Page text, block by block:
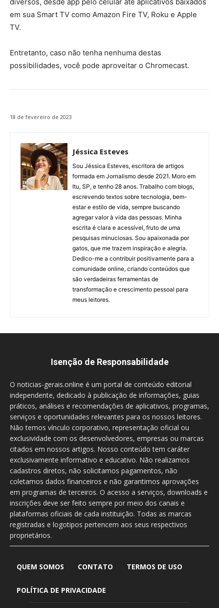
em sua Smart TV como Amazon Fire TV, Roku e Apple
TV.
Entretanto, caso não tenha nenhuma destas
possibilidades, você pode aproveitar o Chromecast.
18 de fevereiro de 2023
Jéssica Esteves
Sou Jéssica Esteves, escritora de artigos
formada em Jornalismo desde 2021. Moro em
Itu, SP, e tenho 28 anos. Trabalho com blogs,
escrevendo textos sobre tecnologia, bem-
estar e estilo de vida, sempre buscando
agregar valor à vida das pessoas. Minha
escrita é clara e acessível, fruto de uma
pesquisas minuciosas. Sou apaixonada por
gatos, que me trazem inspiração e alegria.
Dedico-me a contribuir positivamente para a
comunidade online, criando conteúdos que
são verdadeiras ferramentas de
transformação e crescimento pessoal para
meus leitores.
Isenção de Responsabilidade
O noticias-gerais.online é um portal de conteúdo editorial
independente, dedicado à publicação de informações, guias
práticos, análises e recomendações de aplicativos, programas,
serviços e oportunidades relevantes para os nossos leitores.
Não temos vínculo corporativo, representação oficial ou
exclusividade com os desenvolvedores, empresas ou marcas
citados em nossos artigos. Nosso conteúdo tem caráter
exclusivamente informativo e educativo. Não realizamos
cadastros diretos, não solicitamos pagamentos, não
coletamos dados financeiros e não garantimos aprovações
em programas de terceiros. O acesso a serviços, downloads e
inscrições deve ser feito sempre por meio dos canais e
plataformas oficiais de cada instituição. Todas as marcas
registradas e logotipos pertencem aos seus respectivos
proprietários.
QUEM SOMOS CONTATO TERMOS DE USO
POLÍTICA DE PRIVACIDADE